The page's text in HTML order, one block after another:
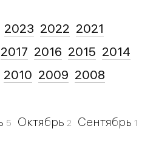
2023 2022 2021
2017 2016 2015 2014
5 Октябрь 2 Сентябрь 1
2010 2009 2008